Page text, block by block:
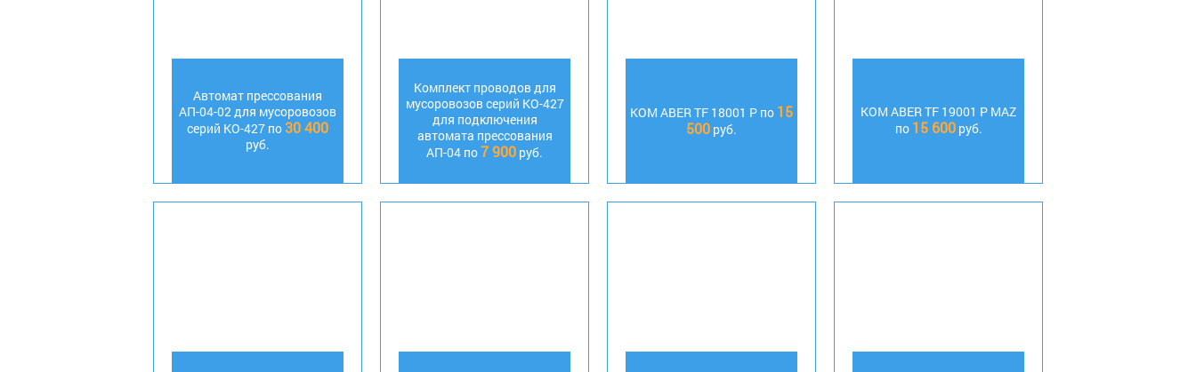
Автомат прессования
АП-04-02 для мусоровозов
серий КО-427 по30 400
руб.
Комплект проводов для
мусоровозов серий КО-427
для подключения
автомата прессования
АП-04 по7 900 руб.
КОМ ABER TF 18001 P по 15
500 руб.
КОМ АBER TF 19001 P MAZ
по 15 600руб.